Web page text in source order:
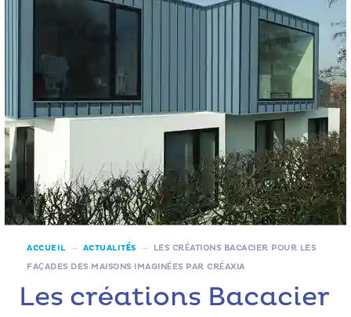
ACCUEIL → ACTUALITÉS →
LES CRÉATIONS BACACIER POUR LES
FAÇADES DES MAISONS IMAGINÉES PAR CRÉAXIA
Les créations Bacacier